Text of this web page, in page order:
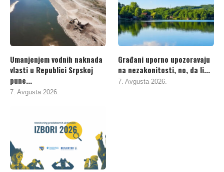
Umanjenjem vodnih naknada
vlasti u Republici Srpskoj
pune...
7. Avgusta 2026.
Građani uporno upozoravaju
na nezakonitosti, no, da li...
7. Avgusta 2026.